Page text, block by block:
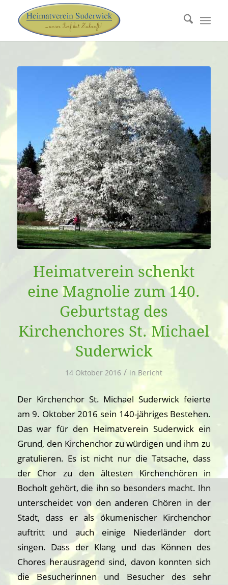
Heimatverein schenkt
eine Magnolie zum 140.
Geburtstag des
Kirchenchores St. Michael
Suderwick
14 Oktober 2016 / in Bericht
Der Kirchenchor St. Michael Suderwick feierte
am 9. Oktober 2016 sein 140-jähriges Bestehen.
Das war für den Heimatverein Suderwick ein
Grund, den Kirchenchor zu würdigen und ihm zu
gratulieren. Es ist nicht nur die Tatsache, dass
der Chor zu den ältesten Kirchenchören in
Bocholt gehört, die ihn so besonders macht. Ihn
unterscheidet von den anderen Chören in der
Stadt, dass er als ökumenischer Kirchenchor
auftritt und auch einige Niederländer dort
singen. Dass der Klang und das Können des
Chores herausragend sind, davon konnten sich
die Besucherinnen und Besucher des sehr